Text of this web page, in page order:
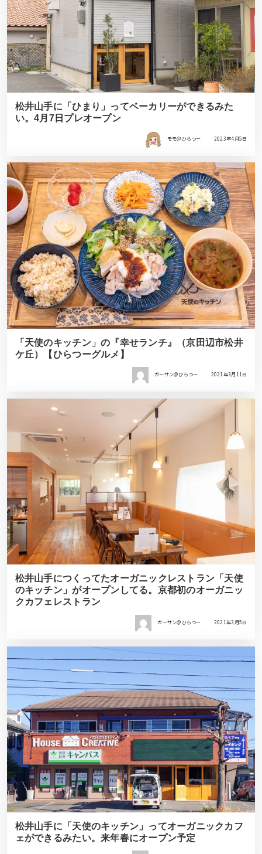
松井山手に「ひまり」ってベーカリーができるみた
い。4月7日プレオープン
モモ＠ひらつー 2023年4月5日
「天使のキッチン」の『幸せランチ』（京田辺市松井
ケ丘）【ひらつーグルメ】
ガーサン＠ひらつー 2021年3月11日
松井山手につくってたオーガニックレストラン「天使
のキッチン」がオープンしてる。京都初のオーガニッ
クカフェレストラン
ガーサン＠ひらつー 2021年3月5日
松井山手に「天使のキッチン」ってオーガニックカフ
ェができるみたい。来年春にオープン予定